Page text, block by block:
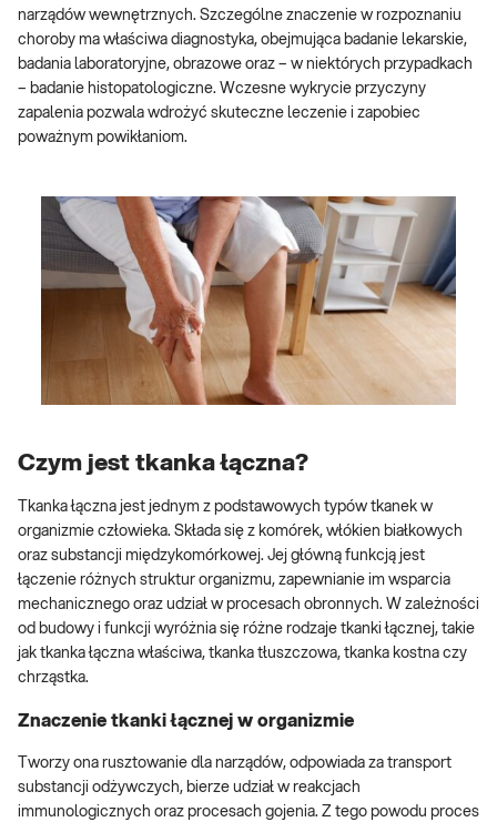
narządów wewnętrznych. Szczególne znaczenie w rozpoznaniu
choroby ma właściwa diagnostyka, obejmująca badanie lekarskie,
badania laboratoryjne, obrazowe oraz – w niektórych przypadkach
– badanie histopatologiczne. Wczesne wykrycie przyczyny
zapalenia pozwala wdrożyć skuteczne leczenie i zapobiec
poważnym powikłaniom.
Czym jest tkanka łączna?
Tkanka łączna jest jednym z podstawowych typów tkanek w
organizmie człowieka. Składa się z komórek, włókien białkowych
oraz substancji międzykomórkowej. Jej główną funkcją jest
łączenie różnych struktur organizmu, zapewnianie im wsparcia
mechanicznego oraz udział w procesach obronnych. W zależności
od budowy i funkcji wyróżnia się różne rodzaje tkanki łącznej, takie
jak tkanka łączna właściwa, tkanka tłuszczowa, tkanka kostna czy
chrząstka.
Znaczenie tkanki łącznej w organizmie
Tworzy ona rusztowanie dla narządów, odpowiada za transport
substancji odżywczych, bierze udział w reakcjach
immunologicznych oraz procesach gojenia. Z tego powodu proces